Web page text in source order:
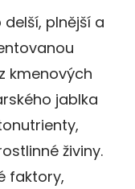
plnější a
kmenových
jablka
živiny.
faktory,